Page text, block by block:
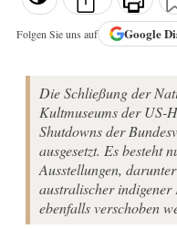
Folgen Sie uns auf Google
Die Schließung der
Kultmuseums der US-
Shutdowns der
ausgesetzt. Es besteht
Ausstellungen,
australischer indigener
ebenfalls verschoben